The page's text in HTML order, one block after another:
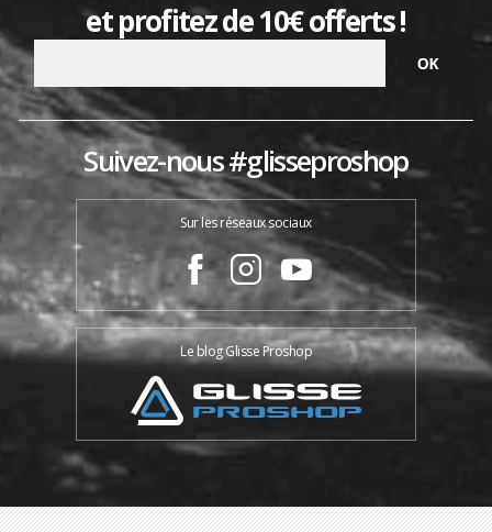
et profitez de 10€ offerts !
Suivez-nous #glisseproshop
Sur les réseaux sociaux
Le blog Glisse Proshop